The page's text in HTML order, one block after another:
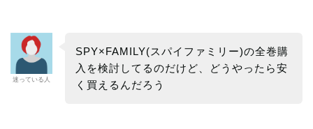
迷っている人
SPY×FAMILY(スパイファミリー)の全巻購
入を検討してるのだけど、どうやったら安
く買えるんだろう